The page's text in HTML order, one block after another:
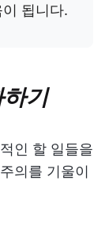
됩니다.
기
인 할 일들을
의를 기울이